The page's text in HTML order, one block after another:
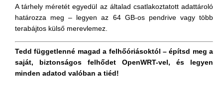
A tárhely méretét egyedül az általad csatlakoztatott adattároló
határozza meg – legyen az 64 GB-os pendrive vagy több
terabájtos külső merevlemez.
Tedd függetlenné magad a felhőóriásoktól – építsd meg a
saját, biztonságos felhődet OpenWRT-vel, és legyen
minden adatod valóban a tiéd!